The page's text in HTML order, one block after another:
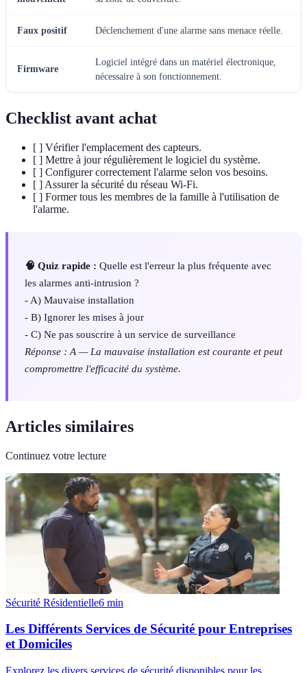
Faux positif Déclenchement d'une alarme sans menace réelle.
Firmware
Logiciel intégré dans un matériel électronique,
nécessaire à son fonctionnement.
Checklist avant achat
[ ] Vérifier l'emplacement des capteurs.
[ ] Mettre à jour régulièrement le logiciel du système.
[ ] Configurer correctement l'alarme selon vos besoins.
[ ] Assurer la sécurité du réseau Wi-Fi.
[ ] Former tous les membres de la famille à l'utilisation de
l'alarme.
🧠 Quiz rapide : Quelle est l'erreur la plus fréquente avec
les alarmes anti-intrusion ?
- A) Mauvaise installation
- B) Ignorer les mises à jour
- C) Ne pas souscrire à un service de surveillance
Réponse : A — La mauvaise installation est courante et peut
compromettre l'efficacité du système.
Articles similaires
Continuez votre lecture
Sécurité Résidentielle6 min
Les Différents Services de Sécurité pour Entreprises
et Domiciles
Explorez les divers services de sécurité disponibles pour les